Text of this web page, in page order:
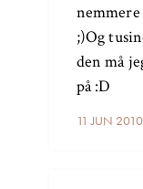
11 JUN
;)Og
den må
på :D